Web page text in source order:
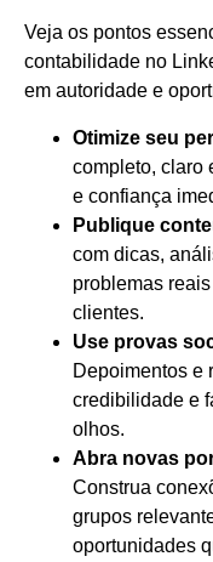
Veja os pontos
contabilidade no
em autoridade e
Otimize seu
completo, claro
e confiança
Publique
com dicas,
problemas
clientes.
Use provas
Depoimentos e
credibilidade e
olhos.
Abra novas
Construa
grupos
oportunidades